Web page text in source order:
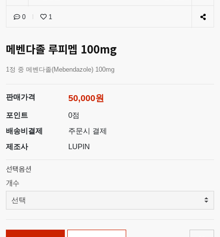
0 1
메벤다졸 루피멥 100mg
1정 중 메벤다졸(Mebendazole) 100mg
판매가격 50,000원
포인트
0점
배송비결제
주문시 결제
제조사
LUPIN
선택옵션
개수